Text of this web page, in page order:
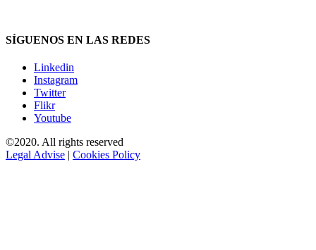
SÍGUENOS EN LAS REDES
Linkedin
Instagram
Twitter
Flikr
Youtube
©2020. All rights reserved
Legal Advise | Cookies Policy